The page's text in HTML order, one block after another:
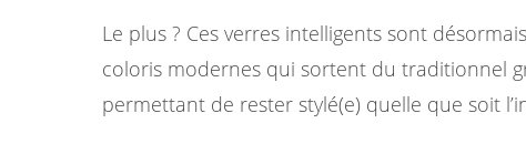
Le plus ? Ces verres intelligents sont
coloris modernes qui sortent du traditionnel
permettant de rester stylé(e) quelle que soit